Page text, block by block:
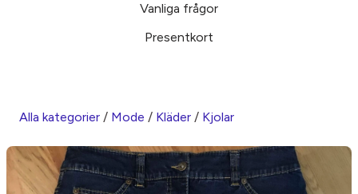
Vanliga frågor
Presentkort
Alla kategorier / Mode / Kläder / Kjolar